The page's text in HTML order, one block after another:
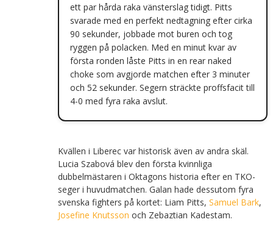
ett par hårda raka vänsterslag tidigt. Pitts
svarade med en perfekt nedtagning efter cirka
90 sekunder, jobbade mot buren och tog
ryggen på polacken. Med en minut kvar av
första ronden låste Pitts in en rear naked
choke som avgjorde matchen efter 3 minuter
och 52 sekunder. Segern sträckte proffsfacit till
4-0 med fyra raka avslut.
Kvällen i Liberec var historisk även av andra skäl.
Lucia Szabová blev den första kvinnliga
dubbelmästaren i Oktagons historia efter en TKO-
seger i huvudmatchen. Galan hade dessutom fyra
svenska fighters på kortet: Liam Pitts, Samuel Bark,
Josefine Knutsson och Zebaztian Kadestam.